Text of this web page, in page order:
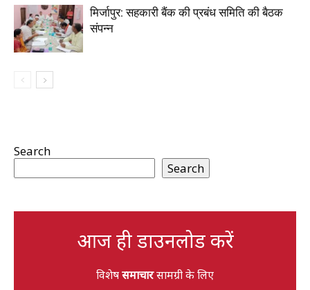
मिर्जापुर: सहकारी बैंक की प्रबंध समिति की बैठक
संपन्न
Search
Search
आज ही डाउनलोड करें
विशेषसमाचारसामग्री के लिए